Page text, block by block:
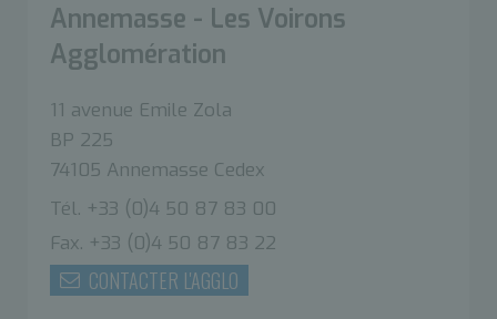
Annemasse - Les Voirons
Agglomération
11 avenue Emile Zola
BP 225
74105 Annemasse Cedex
Tél. +33 (0)4 50 87 83 00
Fax. +33 (0)4 50 87 83 22
CONTACTER L'AGGLO